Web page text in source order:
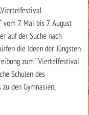
7. Mai bis 7. August
auf der Suche nach
die Ideen der Jüngsten
zum “Viertelfestival
Schulen des
den Gymnasien,